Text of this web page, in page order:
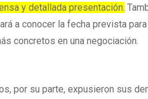
y detallada presentación.
a conocer la fecha prevista
concretos en una negociación.
por su parte, expusieron sus